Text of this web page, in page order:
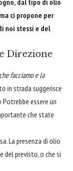
dal tipo di olio
ci propone per
noi stessi e del
Direzione
facciamo e la
in strada suggerisce
. Potrebbe essere un
che state
La presenza di olio
del previsto, o che si